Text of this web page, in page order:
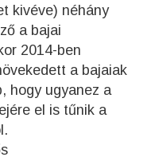
kivéve) néhány
a bajai
2014-ben
a bajaiak
hogy ugyanez a
el is tűnik a